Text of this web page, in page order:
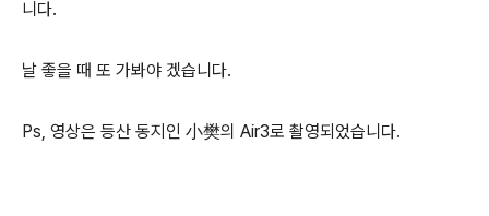
니다.
날 좋을 때 또 가봐야 겠습니다.
Ps, 영상은 등산 동지인 小樊의 Air3로 촬영되었습니다.